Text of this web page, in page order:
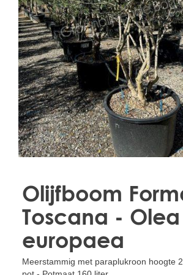
Treesafe
VORSTBESCHERMINGVOORBOMEN.NL
WINTERSCHUTZFUERBAEUME.DE
FROSTPROTECTIONFORTREES.CO.UK
Terracotta
TERRACOTTA.NL
TERRACOTTA.BE
TERRAKOTTA.DE
Olijfboom
Toscana - Olea
europaea
Meerstammig met paraplukroon hoogte